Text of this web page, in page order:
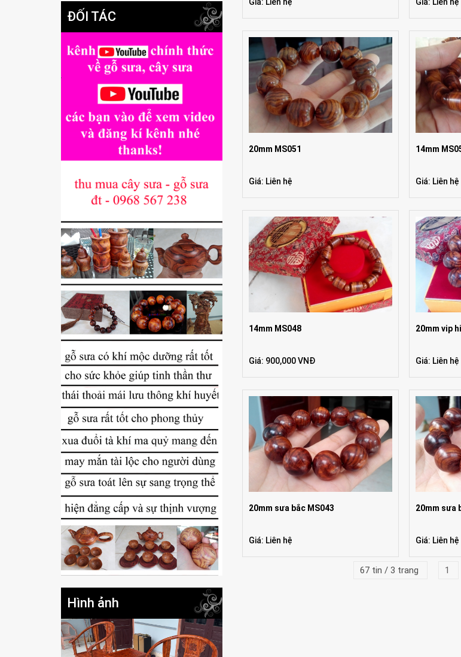
20mm MS051
Giá: Liên hệ
14mm
Giá: Liên hệ
14mm MS048
Giá: 900,000 VNĐ
20mm vip
Giá: Liên hệ
20mm sưa bắc MS043
Giá: Liên hệ
20mm sưa
Giá: Liên hệ
67 tin / 3 trang 1
ĐỐI TÁC
Hình ảnh